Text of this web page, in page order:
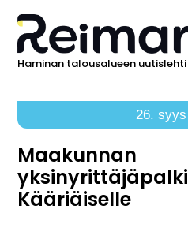
Haminan talousalueen uutislehti
26. syys
Maakunnan
Kääriäiselle